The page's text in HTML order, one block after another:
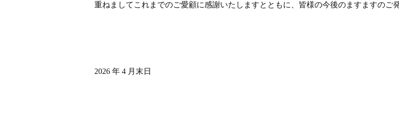
重ねましてこれまでのご愛顧に感謝いたしますとともに、皆様の今後のますますのご
2026 年 4 月末日